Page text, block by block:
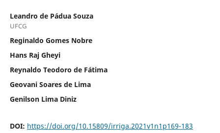
Leandro de Pádua Souza
UFCG
Reginaldo Gomes Nobre
Hans Raj Gheyi
Reynaldo Teodoro de Fátima
Geovani Soares de Lima
Genilson Lima Diniz
DOI: https://doi.org/10.15809/irriga.2021v1n1p169-183